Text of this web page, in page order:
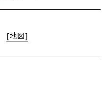
[地図]